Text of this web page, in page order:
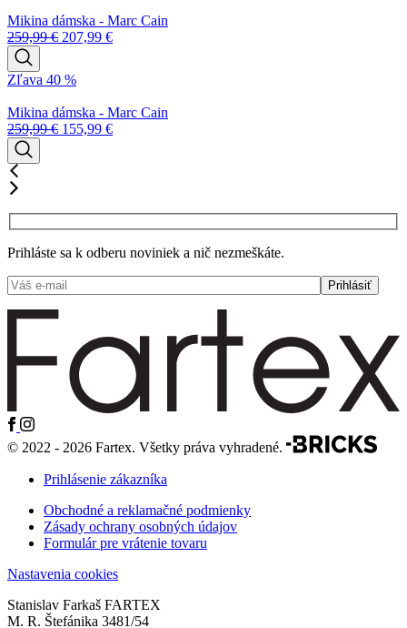
Mikina dámska - Marc Cain
259,99€ 207,99 €
Zľava 40 %
Mikina dámska - Marc Cain
259,99€ 155,99 €
Prihláste sa k odberu noviniek a nič nezmeškáte.
© 2022 - 2026 Fartex. Všetky práva vyhradené.
Prihlásenie zákazníka
Obchodné a reklamačné podmienky
Zásady ochrany osobných údajov
Formulár pre vrátenie tovaru
Nastavenia cookies
Stanislav Farkaš FARTEX
M. R. Štefánika 3481/54